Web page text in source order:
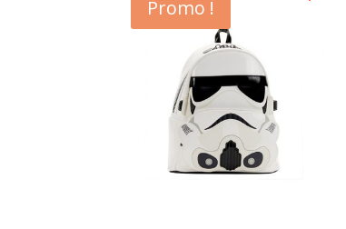
plus
ancien
Promo !